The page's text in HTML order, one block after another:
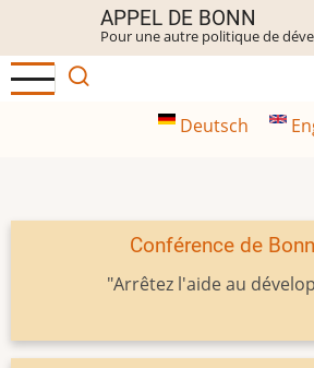
contenu
principal
APPEL DE BONN
Pour une autre politique de
Deutsch
Conférence de
"Arrêtez l'aide au